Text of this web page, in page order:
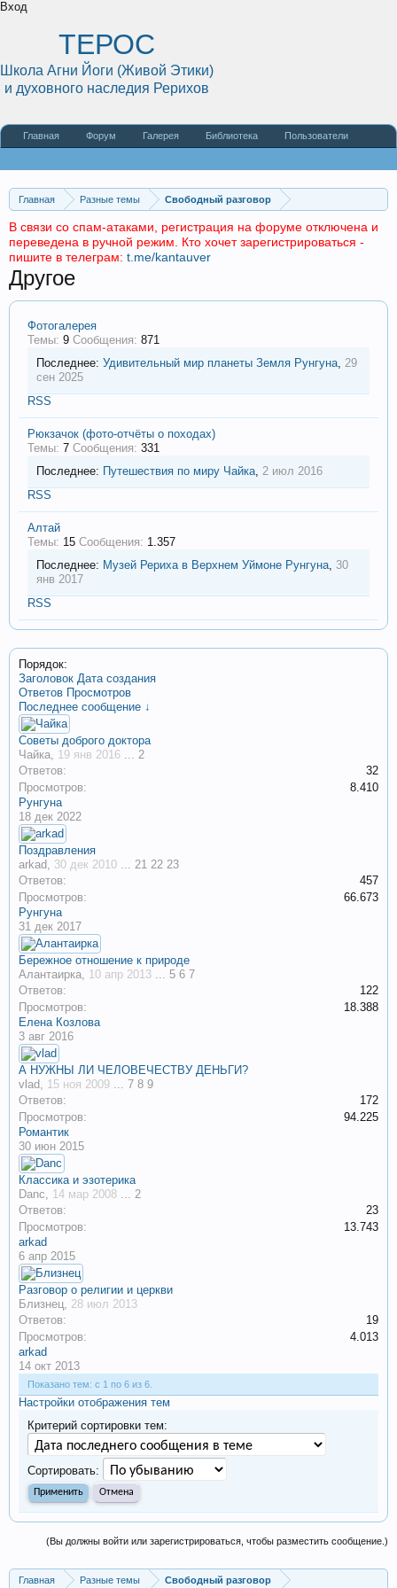
Вход
Главная Разные темы Свободный разговор
В связи со спам-атаками, регистрация на форуме отключена и
переведена в ручной режим. Кто хочет зарегистрироваться -
пишите в телеграм: t.me/kantauver
Другое
Фотогалерея
Темы: 9 Сообщения: 871
Последнее: Удивительный мир планеты Земля Рунгуна, 29
сен 2025
RSS
Рюкзачок (фото-отчёты о походах)
Темы: 7 Сообщения: 331
Последнее: Путешествия по миру Чайка, 2 июл 2016
RSS
Алтай
Темы: 15 Сообщения: 1.357
Последнее: Музей Рериха в Верхнем Уймоне Рунгуна, 30
янв 2017
RSS
Порядок:
Заголовок Дата создания
Ответов Просмотров
Последнее сообщение ↓
Советы доброго доктора
Чайка, 19 янв 2016 ... 2
Ответов:
32
Просмотров:
8.410
Рунгуна
18 дек 2022
Поздравления
arkad, 30 дек 2010 ... 21 22 23
Ответов:
457
Просмотров:
66.673
Рунгуна
31 дек 2017
Бережное отношение к природе
Алантаирка, 10 апр 2013 ... 5 6 7
Ответов:
122
Просмотров:
18.388
Елена Козлова
3 авг 2016
А НУЖНЫ ЛИ ЧЕЛОВЕЧЕСТВУ ДЕНЬГИ?
vlad, 15 ноя 2009 ... 7 8 9
Ответов:
172
Просмотров:
94.225
Романтик
30 июн 2015
Классика и эзотерика
Danc, 14 мар 2008 ... 2
Ответов:
23
Просмотров:
13.743
arkad
6 апр 2015
Разговор о религии и церкви
Близнец, 28 июл 2013
Ответов:
19
Просмотров:
4.013
arkad
14 окт 2013
Показано тем: с 1 по 6 из 6.
Настройки отображения тем
Критерий сортировки тем:
Сортировать:
(Вы должны войти или зарегистрироваться, чтобы разместить сообщение.)
Главная Разные темы Свободный разговор
ТЕРОС
Школа Агни Йоги (Живой Этики)
и духовного наследия Рерихов
Главная Форум Галерея Библиотека Пользователи